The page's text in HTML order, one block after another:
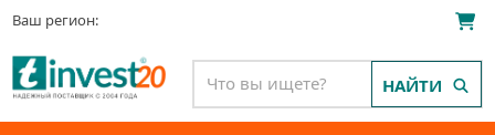
Ваш регион:
НАЙТИ